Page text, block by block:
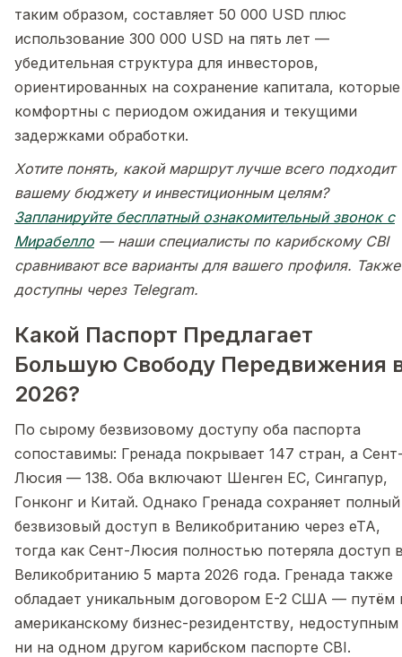
таким образом, составляет 50 000 USD плюс
использование 300 000 USD на пять лет —
убедительная структура для инвесторов,
ориентированных на сохранение капитала, которые
комфортны с периодом ожидания и текущими
задержками обработки.
Хотите понять, какой маршрут лучше всего подходит
вашему бюджету и инвестиционным целям?
Запланируйте бесплатный ознакомительный звонок с
Мирабелло — наши специалисты по карибскому CBI
сравнивают все варианты для вашего профиля. Также
доступны через Telegram.
Какой Паспорт Предлагает
Большую Свободу Передвижения
2026?
По сырому безвизовому доступу оба паспорта
сопоставимы: Гренада покрывает 147 стран, а
Люсия — 138. Оба включают Шенген ЕС, Сингапур,
Гонконг и Китай. Однако Гренада сохраняет полный
безвизовый доступ в Великобританию через eTA,
тогда как Сент-Люсия полностью потеряла доступ
Великобританию 5 марта 2026 года. Гренада также
обладает уникальным договором E-2 США — путём
американскому бизнес-резидентству, недоступным
ни на одном другом карибском паспорте CBI.